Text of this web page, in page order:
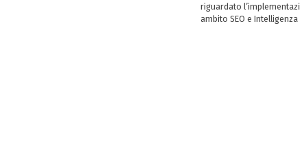
riguardato
ambito SEO e